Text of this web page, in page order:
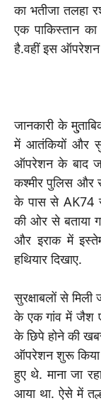
का भतीजा तलहा
एक पाकिस्तान
है.वहीं इस ऑपरेशन
जानकारी के
में आतंकियों और
ऑपरेशन के बाद
कश्मीर पुलिस और
के पास से AK74
की ओर से बताया
और इराक में
हथियार दिखाए.
सुरक्षाबलों से
के एक गांव में जैश ए
के छिपे होने की
ऑपरेशन शुरू
हुए थे. माना जा
आया था. ऐसे में